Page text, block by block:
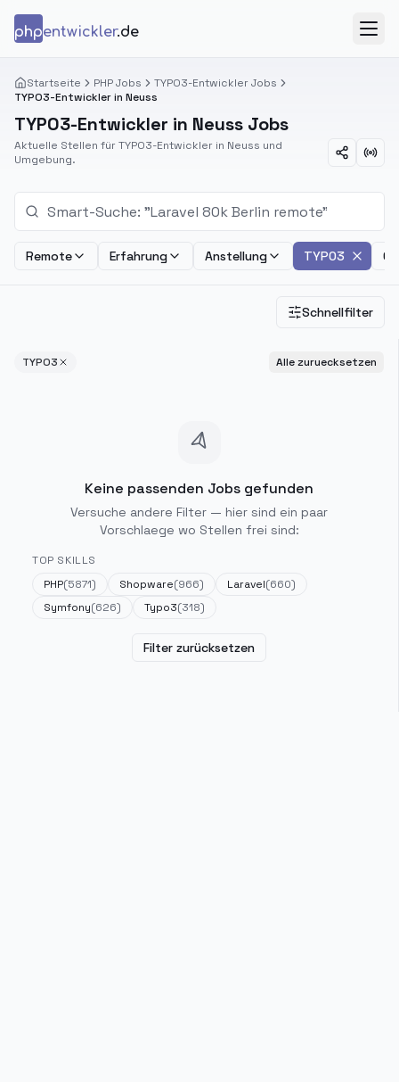
phpentwickler.de
Startseite PHP Jobs
TYPO3-Entwickler Jobs
TYPO3-Entwickler in Neuss
TYPO3-Entwickler in Neuss Jobs
Aktuelle Stellen für TYPO3-Entwickler in Neuss und
Umgebung.
Remote Erfahrung Anstellung TYPO3
Schnellfilter
TYPO3 Alle zuruecksetzen
Keine passenden Jobs gefunden
Versuche andere Filter — hier sind ein paar
Vorschlaege wo Stellen frei sind:
TOP SKILLS
PHP(5871) Shopware(966) Laravel(660)
Symfony(626) Typo3(318)
Filter zurücksetzen